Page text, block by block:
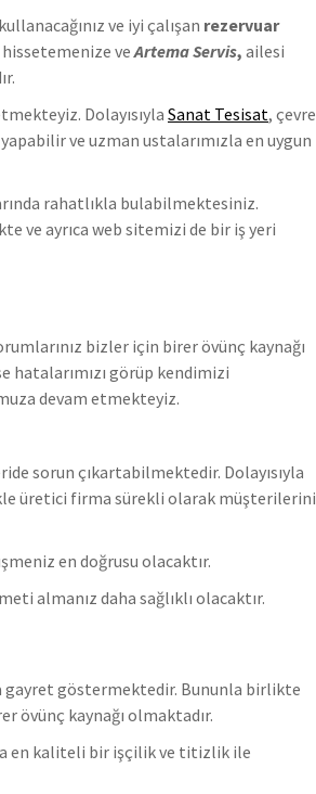
ve iyi çalışan rezervuar
veArtema Servis, ailesi
Dolayısıyla Sanat Tesisat, çevre
ve uzman ustalarımızla en uygun
rahatlıkla bulabilmektesiniz.
ve ayrıca web sitemizi de bir iş yeri
bizler için birer övünç kaynağı
hatalarımızı görüp kendimizi
devam etmekteyiz.
sorun çıkartabilmektedir. Dolayısıyla
üretici firma sürekli olarak müşterilerini
en doğrusu olacaktır.
almanız daha sağlıklı olacaktır.
göstermektedir. Bununla birlikte
övünç kaynağı olmaktadır.
en kaliteli bir işçilik ve titizlik ile